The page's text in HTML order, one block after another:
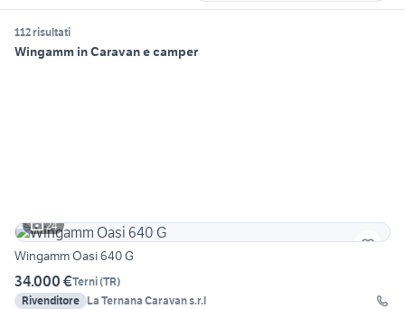
112 risultati
Wingamm in Caravan e camper
24
Wingamm Oasi 640 G
34.000 €Terni(TR)
Rivenditore La Ternana Caravan s.r.l